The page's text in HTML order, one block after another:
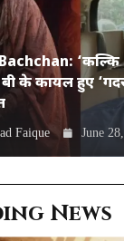
‘कल्कि
के कायल हुए
Faique June
News